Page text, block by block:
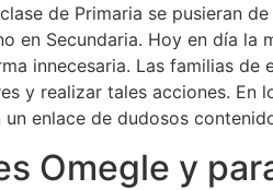
de Primaria se pusieran
en Secundaria. Hoy en día la
innecesaria. Las familias
y realizar tales acciones. En
enlace de dudosos
Omegle y